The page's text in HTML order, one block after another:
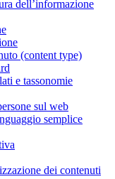
dell’informazione
(content type)
e tassonomie
sul web
semplice
dei contenuti